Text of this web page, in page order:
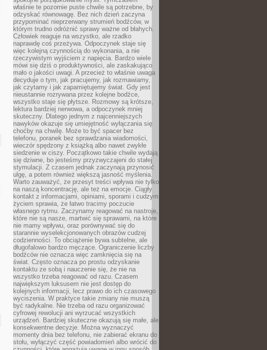
właśnie te pozornie puste chwile są potrzebne, by
odzyskać równowagę. Bez nich dzień zaczyna
przypominać nieprzerwany strumień bodźców, w
którym trudno odróżnić sprawy ważne od błahych.
Człowiek reaguje na wszystko, ale rzadko
naprawdę coś przeżywa. Odpoczynek staje się
więc kolejną czynnością do wykonania, a nie
rzeczywistym wyjściem z napięcia. Bardzo wiele
mówi się dziś o produktywności, ale zaskakująco
mało o jakości uwagi. A przecież to właśnie uwaga
decyduje o tym, jak pracujemy, jak rozmawiamy,
jak czytamy i jak zapamiętujemy świat. Gdy jest
nieustannie rozrywana przez kolejne bodźce,
wszystko staje się płytsze. Rozmowy są krótsze,
lektura bardziej nerwowa, a odpoczynek mniej
skuteczny. Dlatego jednym z najcenniejszych
nawyków okazuje się umiejętność wyłączania się
choćby na chwilę. Może to być spacer bez
telefonu, poranek bez sprawdzania wiadomości,
wieczór spędzony z książką albo nawet zwykłe
siedzenie w ciszy. Początkowo takie chwile wydają
się dziwne, bo jesteśmy przyzwyczajeni do stałej
stymulacji. Z czasem jednak zaczynają przynosić
ulgę, a potem również większą jasność myślenia.
Warto zauważyć, że przesyt treści wpływa nie tylko
na naszą koncentrację, ale też na emocje. Ciągły
kontakt z informacjami, opiniami, sporami i cudzym
życiem sprawia, że łatwo tracimy poczucie
własnego rytmu. Zaczynamy reagować na nastroje,
które nie są nasze, martwić się sprawami, na które
nie mamy wpływu, oraz porównywać się do
starannie wyselekcjonowanych obrazów cudzej
codzienności. To obciążenie bywa subtelne, ale
długofalowo bardzo męczące. Ograniczenie liczby
bodźców nie oznacza więc zamknięcia się na
świat. Często oznacza po prostu odzyskanie
kontaktu ze sobą i nauczenie się, że nie na
wszystko trzeba reagować od razu. Czasem
największym luksusem nie jest dostęp do
kolejnych informacji, lecz prawo do ich czasowego
wyciszenia. W praktyce takie zmiany nie muszą
być radykalne. Nie trzeba od razu organizować
cyfrowej rewolucji ani wyrzucać wszystkich
urządzeń. Bardziej skuteczne okazują się małe, ale
konsekwentne decyzje. Można wyznaczyć
momenty dnia bez telefonu, nie zabierać ekranu do
stołu, wyłączyć część powiadomień albo wrócić do